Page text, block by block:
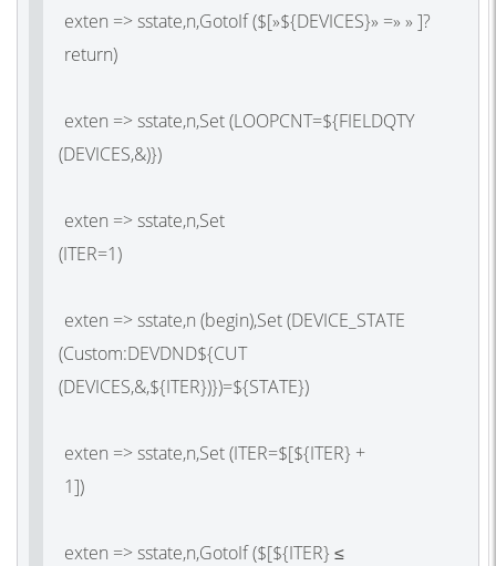
exten => sstate,n,GotoIf($[»${DEVICES}» =» » ]?
exten => sstate,n,Set(LOOPCNT=${FIELDQTY
(DEVICES
exten => sstate,n,Set
(ITER
exten => sstate,n (begin),Set(DEVICE_STATE
(Custom:DEVDND${CUT
(DEVICES
exten => sstate,n,Set(ITER=$[${ITER} +
exten => sstate,n,GotoIf($[${ITER} ≤